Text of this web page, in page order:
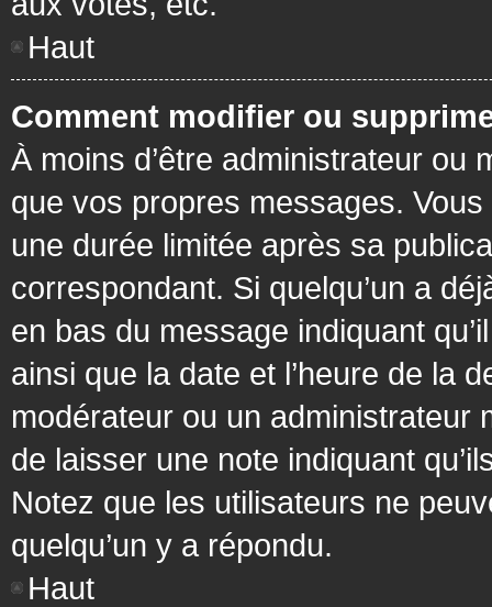
Haut
Comment modifier ou
À moins d’être administrateur ou
que vos propres messages.
une durée limitée après sa
correspondant. Si quelqu’un a
en bas du message indiquant
ainsi que la date et l’heure de la
modérateur ou un administrateur
de laisser une note indiquant
Notez que les utilisateurs ne
quelqu’un y a répondu.
Haut